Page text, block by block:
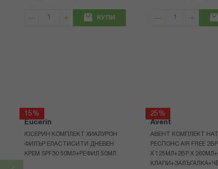
КУПИ
15%
Eucerin
ЮСЕРИН КОМПЛЕКТ ХИАЛУРОН
ФИЛЪР ЕЛАСТИСИТИ ДНЕВЕН
КРЕМ SPF30 50МЛ+РЕФИЛ 50МЛ
25%
Avent
АВЕНТ КОМПЛЕКТ
РЕСПОНС AIR FREE
Х 125МЛ+2БР Х